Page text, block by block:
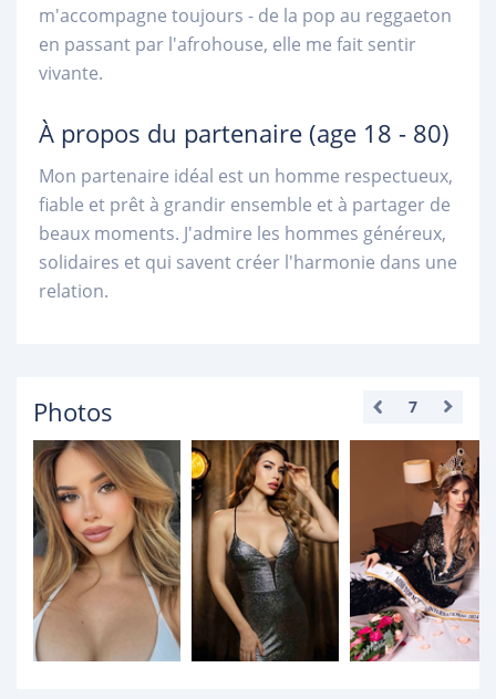
m'accompagne toujours - de la pop au reggaeton
en passant par l'afrohouse, elle me fait sentir
vivante.
À propos du partenaire (age 18 - 80)
Mon partenaire idéal est un homme respectueux,
fiable et prêt à grandir ensemble et à partager de
beaux moments. J'admire les hommes généreux,
solidaires et qui savent créer l'harmonie dans une
relation.
Photos 7